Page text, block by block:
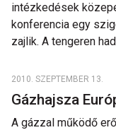
intézkedések
konferencia egy
zajlik. A tengeren
2010. SZEPTEMBER 13.
Gázhajsza
A gázzal működő